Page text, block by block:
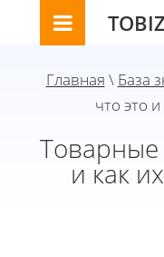
TOBIZ
Главная \ База
что это
Товарные
и как